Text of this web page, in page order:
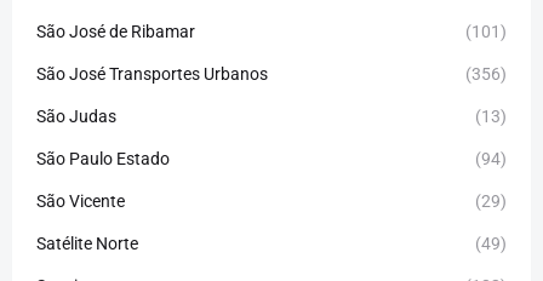
São José de Ribamar (101)
São José Transportes Urbanos (356)
São Judas (13)
São Paulo Estado (94)
São Vicente (29)
Satélite Norte (49)